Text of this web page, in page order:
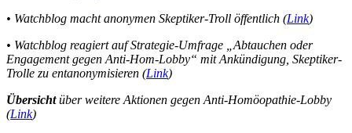
• Watchblog macht anonymen Skeptiker-Troll öffentlich (Link)
• Watchblog reagiert auf Strategie-Umfrage „Abtauchen oder
Engagement gegen Anti-Hom-Lobby“ mit Ankündigung, Skeptiker-
Trolle zu entanonymisieren (Link)
Übersichtüber weitere Aktionen gegen Anti-Homöopathie-Lobby
(Link)